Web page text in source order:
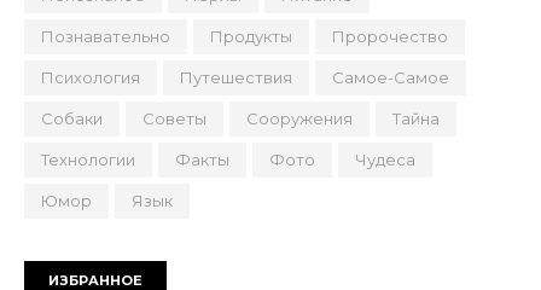
Познавательно Продукты Пророчество
Психология Путешествия Самое-Самое
Собаки Советы Сооружения Тайна
Технологии Факты Фото Чудеса
Юмор Язык
ИЗБРАННОЕ